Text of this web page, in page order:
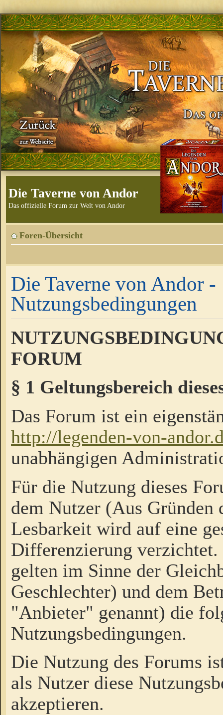
Die Taverne von Andor
Das offizielle Forum zur Welt von Andor
Foren-Übersicht
Die Taverne von Andor -
Nutzungsbedingungen
FORUM
§ 1 Geltungsbereich
Das Forum ist ein
http://legenden-von-
unabhängigen
Für die Nutzung dieses
dem Nutzer (Aus Gründen
Lesbarkeit wird auf eine
Differenzierung
gelten im Sinne der
Geschlechter) und dem
"Anbieter" genannt) die
Nutzungsbedingungen.
Die Nutzung des Forums
als Nutzer diese
akzeptieren.